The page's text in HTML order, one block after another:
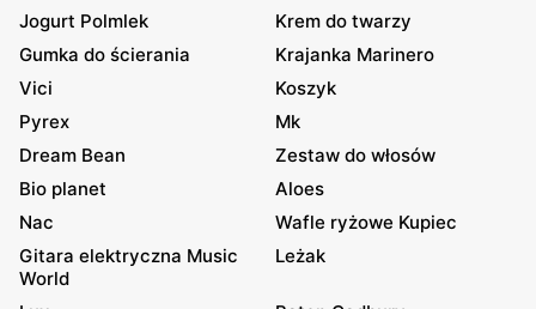
Jogurt Polmlek
Krem do twarzy
Gumka do ścierania
Krajanka Marinero
Vici
Koszyk
Pyrex
Mk
Dream Bean
Zestaw do włosów
Bio planet
Aloes
Nac
Wafle ryżowe Kupiec
Gitara elektryczna Music
World
Leżak